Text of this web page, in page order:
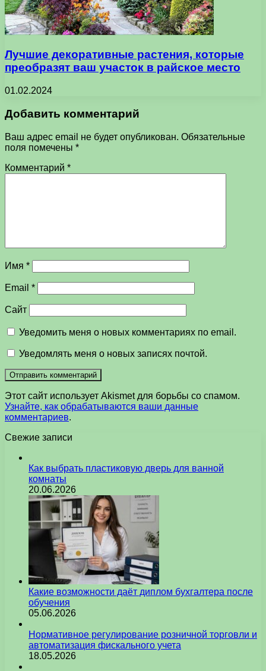
Лучшие декоративные растения, которые
преобразят ваш участок в райское место
01.02.2024
Добавить комментарий
Ваш адрес email не будет опубликован. Обязательные
поля помечены *
Комментарий *
Имя *
Email *
Сайт
Уведомить меня о новых комментариях по email.
Уведомлять меня о новых записях почтой.
Этот сайт использует Akismet для борьбы со спамом.
Узнайте, как обрабатываются ваши данные
комментариев.
Свежие записи
Как выбрать пластиковую дверь для ванной
комнаты
20.06.2026
Какие возможности даёт диплом бухгалтера после
обучения
05.06.2026
Нормативное регулирование розничной торговли и
автоматизация фискального учета
18.05.2026